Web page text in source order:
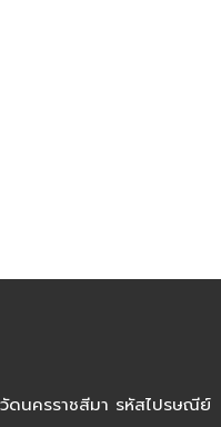
ดนครราชสีมา รหัสไปรษณีย์